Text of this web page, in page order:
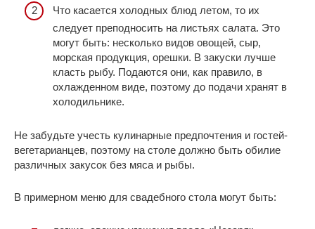
Что касается холодных блюд летом, то их
следует преподносить на листьях салата. Это
могут быть: несколько видов овощей, сыр,
морская продукция, орешки. В закуски лучше
класть рыбу. Подаются они, как правило, в
охлажденном виде, поэтому до подачи хранят в
холодильнике.
Не забудьте учесть кулинарные предпочтения и гостей-
вегетарианцев, поэтому на столе должно быть обилие
различных закусок без мяса и рыбы.
В примерном меню для свадебного стола могут быть: